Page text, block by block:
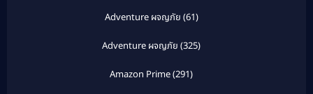
Adventure ผจญภัย (61)
Adventure ผจญภัย (325)
Amazon Prime(291)